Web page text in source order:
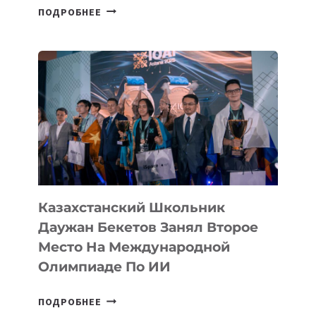
ПОДРОБНЕЕ СБОРНАЯ
В
ИСТОРИИ
ЗАВОЕВАЛА
МЕДАЛЬ
НА
МЕЖДУНАРОДНОЙ
ОЛИМПИАДЕ
ПО
Казахстанский Школьник
Даужан Бекетов Занял Второе
Место На Международной
Олимпиаде По ИИ
ПОДРОБНЕЕ КАЗАХСТАНСКИЙ